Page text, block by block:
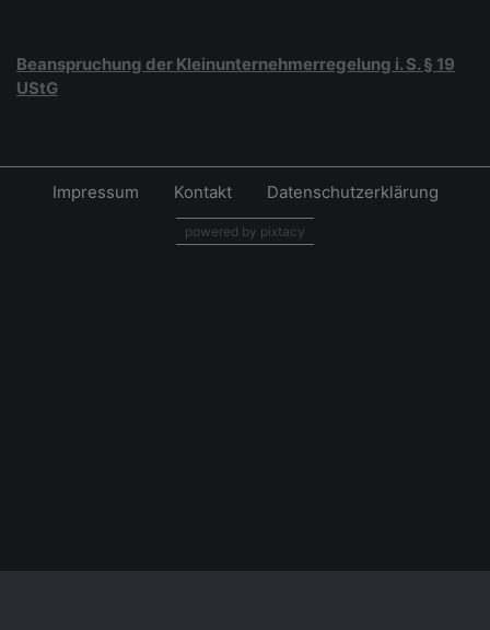
Beanspruchung der Kleinunternehmerregelung i. S. § 19
UStG
Impressum Kontakt Datenschutzerklärung
powered by pixtacy